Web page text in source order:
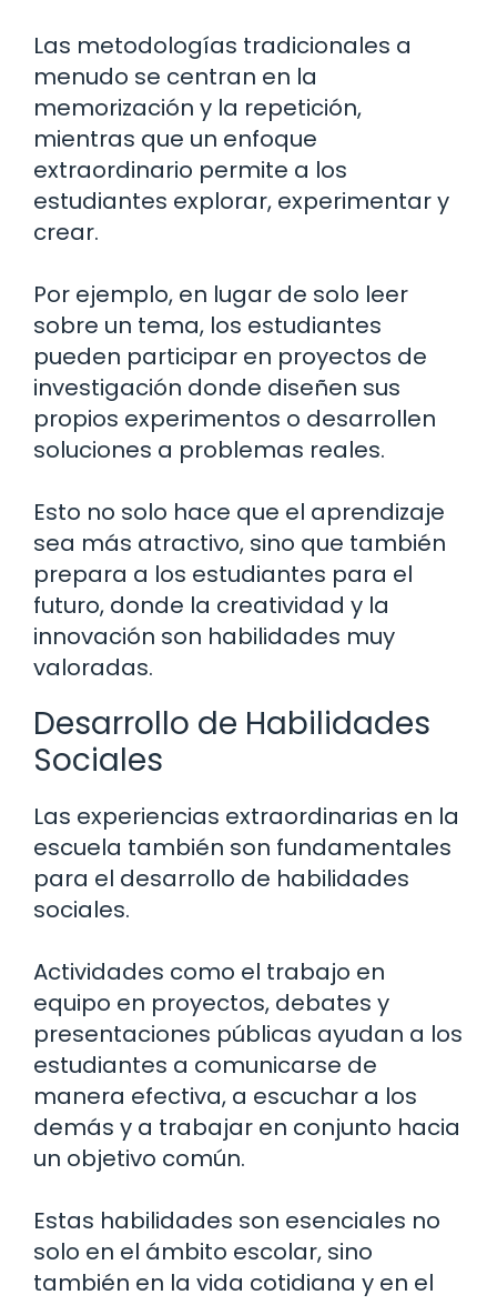
Las metodologías tradicionales a
menudo se centran en la
memorización y la repetición,
mientras que un enfoque
extraordinario permite a los
estudiantes explorar, experimentar y
crear.
Por ejemplo, en lugar de solo leer
sobre un tema, los estudiantes
pueden participar en proyectos de
investigación donde diseñen sus
propios experimentos o desarrollen
soluciones a problemas reales.
Esto no solo hace que el aprendizaje
sea más atractivo, sino que también
prepara a los estudiantes para el
futuro, donde la creatividad y la
innovación son habilidades muy
valoradas.
Desarrollo de Habilidades
Sociales
Las experiencias extraordinarias en la
escuela también son fundamentales
para el desarrollo de habilidades
sociales.
Actividades como el trabajo en
equipo en proyectos, debates y
presentaciones públicas ayudan a los
estudiantes a comunicarse de
manera efectiva, a escuchar a los
demás y a trabajar en conjunto hacia
un objetivo común.
Estas habilidades son esenciales no
solo en el ámbito escolar, sino
también en la vida cotidiana y en el